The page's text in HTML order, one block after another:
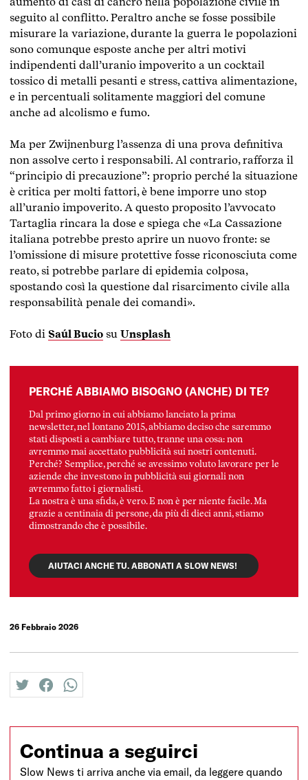
seguito al conflitto. Peraltro anche se fosse possibile
misurare la variazione, durante la guerra le popolazioni
sono comunque esposte anche per altri motivi
indipendenti dall’uranio impoverito a un cocktail
tossico di metalli pesanti e stress, cattiva alimentazione,
e in percentuali solitamente maggiori del comune
anche ad alcolismo e fumo.
Ma per Zwijnenburg l’assenza di una prova definitiva
non assolve certo i responsabili. Al contrario, rafforza il
“principio di precauzione”: proprio perché la situazione
è critica per molti fattori, è bene imporre uno stop
all’uranio impoverito. A questo proposito l’avvocato
Tartaglia rincara la dose e spiega che «La Cassazione
italiana potrebbe presto aprire un nuovo fronte: se
l’omissione di misure protettive fosse riconosciuta come
reato, si potrebbe parlare di epidemia colposa,
spostando così la questione dal risarcimento civile alla
responsabilità penale dei comandi».
Foto di Saúl Bucio su Unsplash
PERCHÉ ABBIAMO BISOGNO (ANCHE) DI TE?
Dal primo giorno in cui abbiamo lanciato la prima
newsletter, nel lontano 2015, abbiamo deciso che saremmo
stati disposti a cambiare tutto, tranne una cosa: non
avremmo mai accettato pubblicità sui nostri contenuti.
Perché? Semplice, perché se avessimo voluto lavorare per le
aziende che investono in pubblicità sui giornali non
avremmo fatto i giornalisti.
La nostra è una sfida, è vero. E non è per niente facile. Ma
grazie a centinaia di persone, da più di dieci anni, stiamo
dimostrando che è possibile.
AIUTACI ANCHE TU. ABBONATI A SLOW NEWS!
26 Febbraio 2026
twitterfacebookwhatsapp
Continua a seguirci
Slow News ti arriva anche via email, da leggere quando